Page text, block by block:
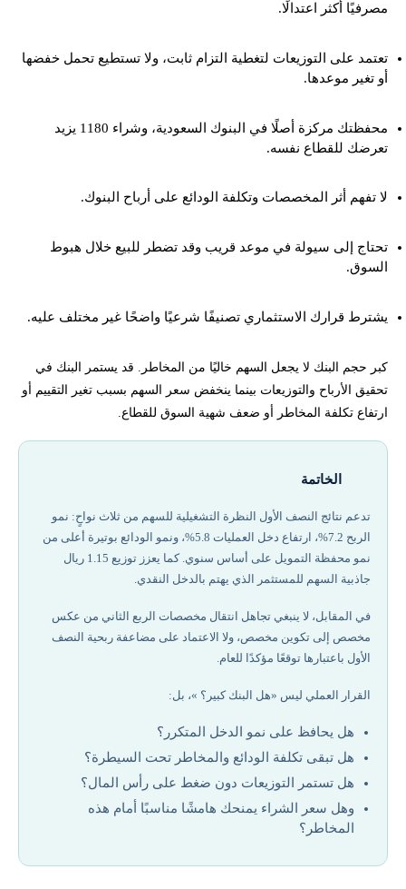
مصرفيًا أكثر اعتدالًا.
تعتمد على التوزيعات لتغطية التزام ثابت، ولا تستطيع تحمل خفضها
أو تغير موعدها.
محفظتك مركزة أصلًا في البنوك السعودية، وشراء 1180 يزيد
تعرضك للقطاع نفسه.
لا تفهم أثر المخصصات وتكلفة الودائع على أرباح البنوك.
تحتاج إلى سيولة في موعد قريب وقد تضطر للبيع خلال هبوط
السوق.
يشترط قرارك الاستثماري تصنيفًا شرعيًا واضحًا غير مختلف عليه.
كبر حجم البنك لا يجعل السهم خاليًا من المخاطر. قد يستمر البنك في
تحقيق الأرباح والتوزيعات بينما ينخفض سعر السهم بسبب تغير التقييم أو
ارتفاع تكلفة المخاطر أو ضعف شهية السوق للقطاع.
الخاتمة
تدعم نتائج النصف الأول النظرة التشغيلية للسهم من ثلاث نواحٍ: نمو
الربح 7.2%، ارتفاع دخل العمليات 5.8%، ونمو الودائع بوتيرة أعلى من
نمو محفظة التمويل على أساس سنوي. كما يعزز توزيع 1.15 ريال
جاذبية السهم للمستثمر الذي يهتم بالدخل النقدي.
في المقابل، لا ينبغي تجاهل انتقال مخصصات الربع الثاني من عكس
مخصص إلى تكوين مخصص، ولا الاعتماد على مضاعفة ربحية النصف
الأول باعتبارها توقعًا مؤكدًا للعام.
القرار العملي ليس «هل البنك كبير؟ »، بل:
هل يحافظ على نمو الدخل المتكرر؟
هل تبقى تكلفة الودائع والمخاطر تحت السيطرة؟
هل تستمر التوزيعات دون ضغط على رأس المال؟
وهل سعر الشراء يمنحك هامشًا مناسبًا أمام هذه
المخاطر؟